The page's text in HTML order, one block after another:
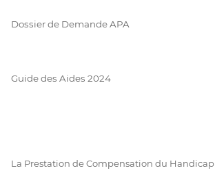
Dossier de Demande APA
Guide des Aides 2024
La Prestation de Compensation du Handicap